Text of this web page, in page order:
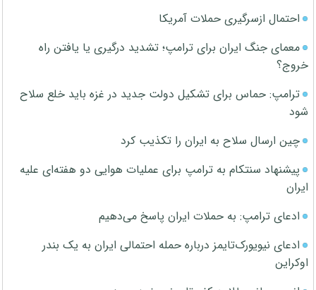
احتمال ازسرگیری حملات آمریکا
معمای جنگ ایران برای ترامپ؛ تشدید درگیری یا یافتن راه
خروج؟
ترامپ: حماس برای تشکیل دولت جدید در غزه باید خلع سلاح
شود
چین ارسال سلاح به ایران را تکذیب کرد
پیشنهاد سنتکام به ترامپ برای عملیات هوایی دو هفته‌ای علیه
ایران
ادعای ترامپ: به حملات ایران پاسخ می‌دهیم
ادعای نیویورک‌تایمز درباره حمله احتمالی ایران به یک بندر
اوکراین